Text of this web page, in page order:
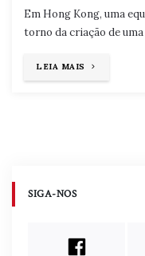
Em Hong Kong, uma
torno da criação de
LEIA MAIS
Publicaoes
SIGA-NOS